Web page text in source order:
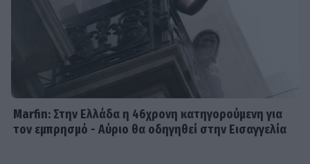
Μπόρα Μπόρα
Μπαμπά, σ’ αγαπώ spoiler: Η Βιργινία
Marfin: Στην Ελλάδα η 46χρονη κατηγορούμενη για
τον εμπρησμό - Αύριο θα οδηγηθεί στην Εισαγγελία